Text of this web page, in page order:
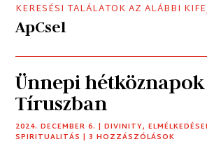
KERESÉSI TALÁLATOK AZ ALÁBBI
ApCsel
Ünnepi hétköznapok
Tíruszban
2024. DECEMBER 6. |DIVINITY,
SPIRITUALITÁS | 3 HOZZÁSZÓLÁSOK